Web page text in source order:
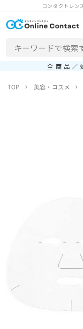
コンタクトレ
全商品／
TOP 美容・コスメ